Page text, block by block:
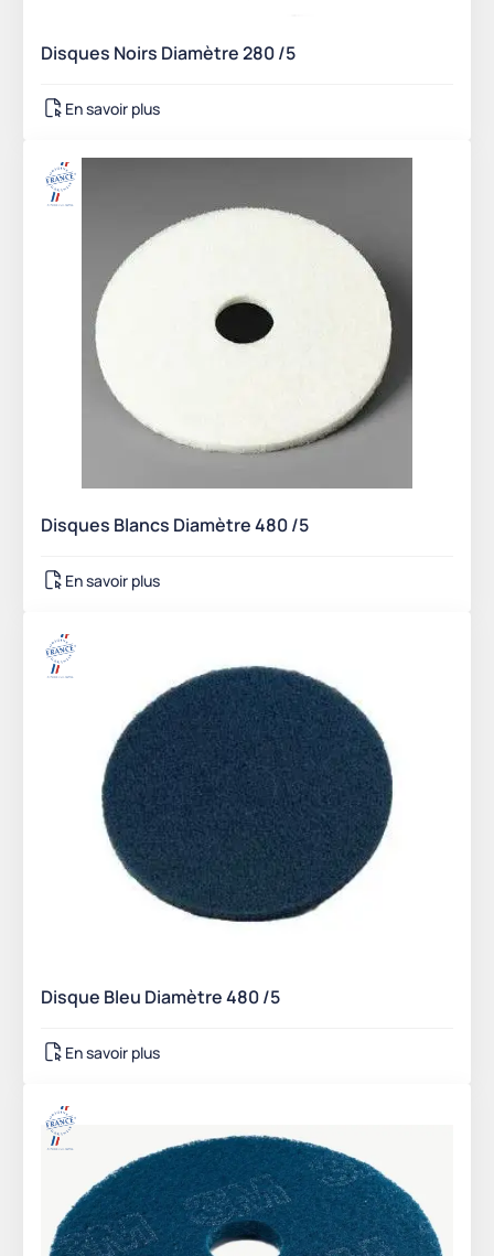
Disques Noirs Diamètre 280 /5
En savoir plus
Disques Blancs Diamètre 480 /5
En savoir plus
Disque Bleu Diamètre 480 /5
En savoir plus